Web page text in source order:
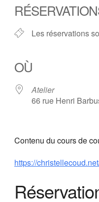
Les réservations
OÙ
Atelier
66 rue Henri
Contenu du cours de
https://